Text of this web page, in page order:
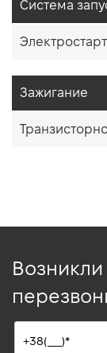
Система
Зажигание